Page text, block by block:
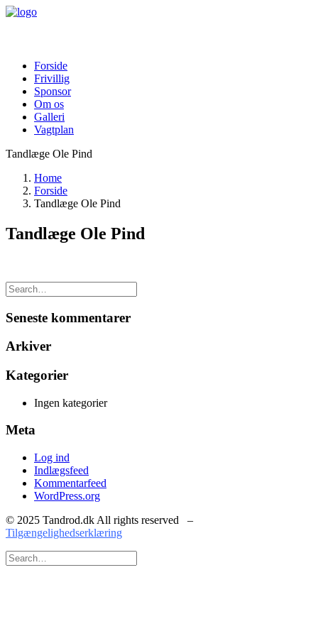
Forside
Frivillig
Sponsor
Om os
Galleri
Vagtplan
Tandlæge Ole Pind
Home
Forside
Tandlæge Ole Pind
Tandlæge Ole Pind
Seneste kommentarer
Arkiver
Kategorier
Ingen kategorier
Meta
Log ind
Indlægsfeed
Kommentarfeed
WordPress.org
© 2025 Tandrod.dk All rights reserved –
Tilgængelighedserklæring